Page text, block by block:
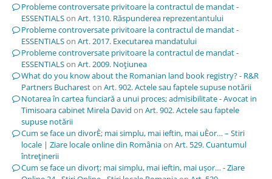
Probleme controversate privitoare la contractul de mandat -
ESSENTIALSon Art. 1310. Răspunderea reprezentantului
Probleme controversate privitoare la contractul de mandat -
ESSENTIALSon Art. 2017. Executarea mandatului
Probleme controversate privitoare la contractul de mandat -
ESSENTIALSon Art. 2009. Noţiunea
What do you know about the Romanian land book registry? - R&R
Partners Buchareston Art. 902. Actele sau faptele supuse notării
Notarea în cartea funciară a unui proces; admisibilitate - Avocat in
Timisoara cabinet Mirela David on Art. 902. Actele sau faptele
supuse notării
Cum se face un divorÈ; mai simplu, mai ieftin, mai uÈor… – Stiri
locale | Ziare locale online din Româniaon Art. 529. Cuantumul
întreţinerii
Cum se face un divorț; mai simplu, mai ieftin, mai ușor… - Ziare